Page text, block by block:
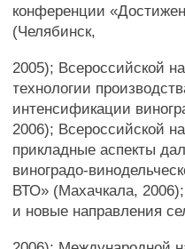
конференции
(Челябинск,
2005); Всероссийской
технологии
интенсификации
2006); Всероссийской
прикладные аспекты
виноградо-
ВТО» (Махачкала,
и новые направления